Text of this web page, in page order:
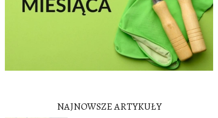
NAJNOWSZE ARTYKUŁY